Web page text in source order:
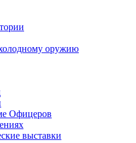
оружию
Офицеров
выставки